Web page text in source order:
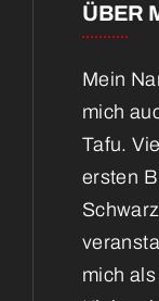
ÜBER
Mein
mich
Tafu.
ersten
mich als